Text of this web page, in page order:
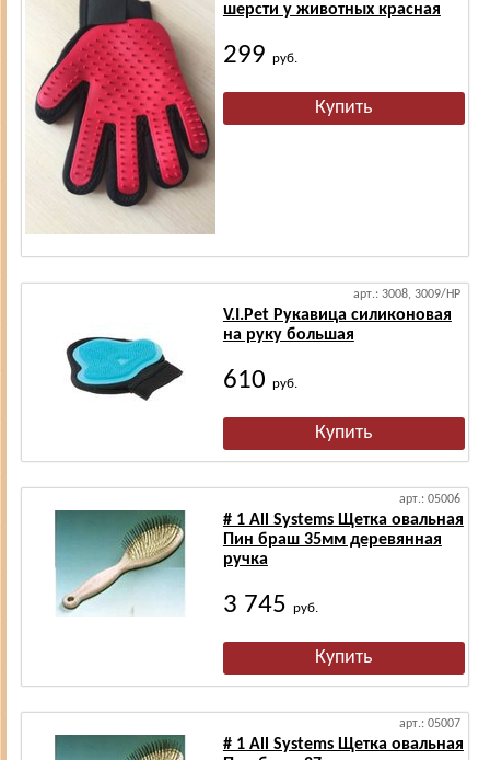
шерсти у животных красная
299 руб.
арт.: 3008, 3009/HP
V.I.Pet Рукавица силиконовая
на руку большая
610 руб.
арт.: 05006
# 1 All Systems Щетка овальная
Пин браш 35мм деревянная
ручка
3 745 руб.
арт.: 05007
# 1 All Systems Щетка овальная